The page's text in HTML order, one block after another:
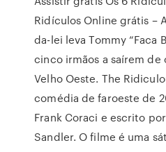
Ridículos Online grátis –
da-lei leva Tommy “Faca
cinco irmãos a saírem de
Velho Oeste. The
comédia de faroeste de
Frank Coraci e escrito
Sandler. O filme é uma